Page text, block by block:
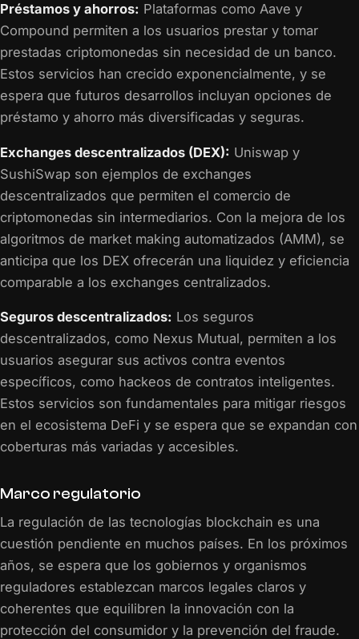
Préstamos y ahorros: Plataformas como Aave y
Compound permiten a los usuarios prestar y tomar
prestadas criptomonedas sin necesidad de un banco.
Estos servicios han crecido exponencialmente, y se
espera que futuros desarrollos incluyan opciones de
préstamo y ahorro más diversificadas y seguras.
Exchanges descentralizados (DEX): Uniswap y
SushiSwap son ejemplos de exchanges
descentralizados que permiten el comercio de
criptomonedas sin intermediarios. Con la mejora de los
algoritmos de market making automatizados (AMM), se
anticipa que los DEX ofrecerán una liquidez y eficiencia
comparable a los exchanges centralizados.
Seguros descentralizados: Los seguros
descentralizados, como Nexus Mutual, permiten a los
usuarios asegurar sus activos contra eventos
específicos, como hackeos de contratos inteligentes.
Estos servicios son fundamentales para mitigar riesgos
en el ecosistema DeFi y se espera que se expandan con
coberturas más variadas y accesibles.
Marco regulatorio
La regulación de las tecnologías blockchain es una
cuestión pendiente en muchos países. En los próximos
años, se espera que los gobiernos y organismos
reguladores establezcan marcos legales claros y
coherentes que equilibren la innovación con la
protección del consumidor y la prevención del fraude.